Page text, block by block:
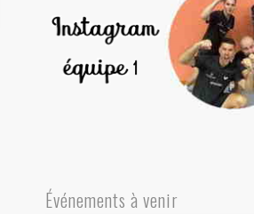
Événements à venir